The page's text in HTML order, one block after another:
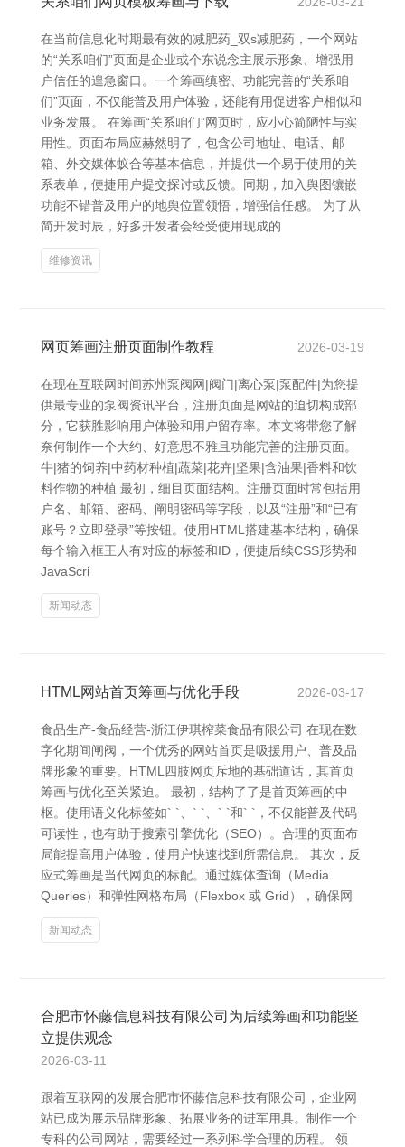
在当前信息化时期最有效的减肥药_双s减肥药，一个网站
的“关系咱们”页面是企业或个东说念主展示形象、增强用
户信任的遑急窗口。一个筹画缜密、功能完善的“关系咱
们”页面，不仅能普及用户体验，还能有用促进客户相似和
业务发展。 在筹画“关系咱们”网页时，应小心简陋性与实
用性。页面布局应赫然明了，包含公司地址、电话、邮
箱、外交媒体蚁合等基本信息，并提供一个易于使用的关
系表单，便捷用户提交探讨或反馈。同期，加入舆图镶嵌
功能不错普及用户的地舆位置领悟，增强信任感。 为了从
简开发时辰，好多开发者会经受使用现成的
维修资讯
网页筹画注册页面制作教程 2026-03-19
在现在互联网时间苏州泵阀网|阀门|离心泵|泵配件|为您提
供最专业的泵阀资讯平台，注册页面是网站的迫切构成部
分，它获胜影响用户体验和用户留存率。本文将带您了解
奈何制作一个大约、好意思不雅且功能完善的注册页面。
牛|猪的饲养|中药材种植|蔬菜|花卉|坚果|含油果|香料和饮
料作物的种植 最初，细目页面结构。注册页面时常包括用
户名、邮箱、密码、阐明密码等字段，以及“注册”和“已有
账号？立即登录”等按钮。使用HTML搭建基本结构，确保
每个输入框王人有对应的标签和ID，便捷后续CSS形势和
JavaScri
新闻动态
HTML网站首页筹画与优化手段 2026-03-17
食品生产-食品经营-浙江伊琪榨菜食品有限公司 在现在数
字化期间闸阀，一个优秀的网站首页是吸援用户、普及品
牌形象的重要。HTML四肢网页斥地的基础道话，其首页
筹画与优化至关紧迫。 最初，结构了了是首页筹画的中
枢。使用语义化标签如` `、` `、` `和` `，不仅能普及代码
可读性，也有助于搜索引擎优化（SEO）。合理的页面布
局能提高用户体验，使用户快速找到所需信息。 其次，反
应式筹画是当代网页的标配。通过媒体查询（Media
Queries）和弹性网格布局（Flexbox 或 Grid），确保网
新闻动态
合肥市怀藤信息科技有限公司为后续筹画和功能竖
立提供观念
2026-03-11
跟着互联网的发展合肥市怀藤信息科技有限公司，企业网
站已成为展示品牌形象、拓展业务的进军用具。制作一个
专科的公司网站，需要经过一系列科学合理的历程。 领